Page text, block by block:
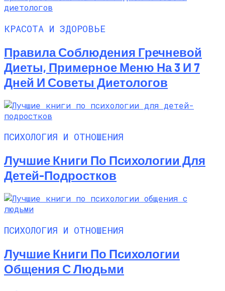
КРАСОТА И ЗДОРОВЬЕ
Правила Соблюдения Гречневой
Диеты, Примерное Меню На 3 И 7
Дней И Советы Диетологов
ПСИХОЛОГИЯ И ОТНОШЕНИЯ
Лучшие Книги По Психологии Для
Детей-Подростков
ПСИХОЛОГИЯ И ОТНОШЕНИЯ
Лучшие Книги По Психологии
Общения С Людьми